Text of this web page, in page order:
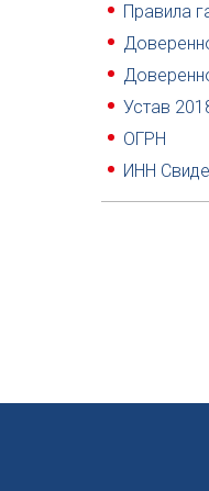
Правила
Устав
ОГРН
ИНН